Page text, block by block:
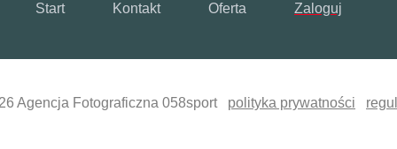
Start Kontakt Oferta Zaloguj
Agencja Fotograficzna 058sport polityka prywatności